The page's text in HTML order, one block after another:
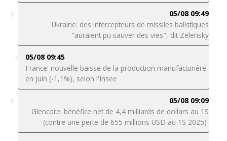
05/08 09:49
Ukraine: des intercepteurs de missiles balistiques
"auraient pu sauver des vies", dit Zelensky
05/08 09:45
France: nouvelle baisse de la production manufacturière
en juin (-1,1%), selon l'Insee
05/08 09:09
Glencore: bénéfice net de 4,4 milliards de dollars au 1S
(contre une perte de 655 millions USD au 1S 2025)